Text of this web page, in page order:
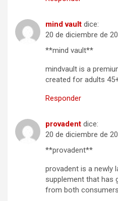
mind vault dice:
20 de diciembre de
**mind vault**
mindvault is a
created for adults
Responder
provadent dice:
20 de diciembre de
**provadent**
provadent is a newly
supplement that has
from both